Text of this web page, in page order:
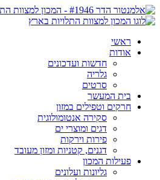
ראשי
אודות
חדשות ועדכונים
גלריה
סרטים
בית המעשר
חרקים וטפילים במזון
סקירה אנטומולוגית
דגים ומוצרי ים
פירות וירקות
דגנים, קטניות ומזון מעובד
פעילות המכון
גליונות ועלונים